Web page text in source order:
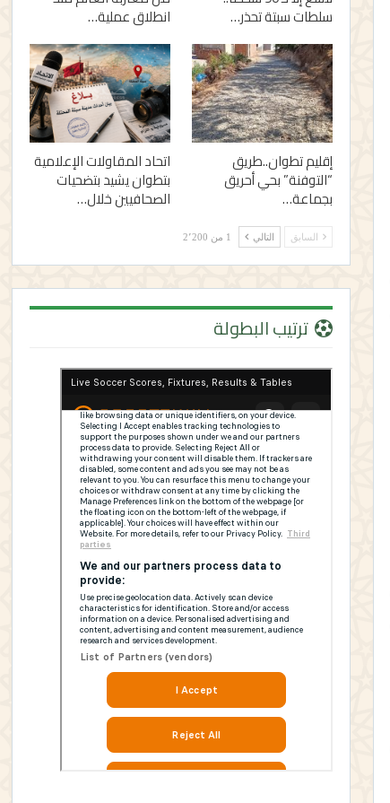
سلطات سبتة تحذر… انطلاق عملية…
إقليم تطوان..طريق
“التوفنة” بحي أحريق
بجماعة…
اتحاد المقاولات الإعلامية
بتطوان يشيد بتضحيات
الصحافيين خلال…
السابق التالي 1 من 2٬200
ترتيب البطولة